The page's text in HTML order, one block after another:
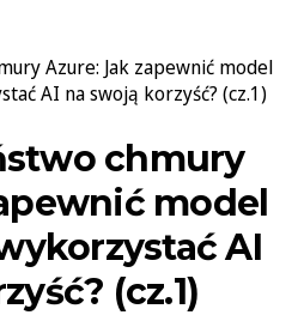
Azure: Jak zapewnić model
AI na swoją korzyść? (cz.1)
chmury
model
AI
(cz.1)